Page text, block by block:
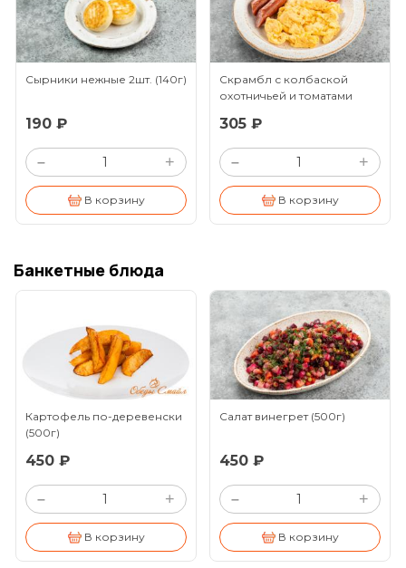
Сырники нежные 2шт. (140г)
190 ₽
– +
В корзину
Скрамбл с колбаской
охотничьей и томатами
305 ₽
– +
В корзину
Банкетные блюда
Картофель по-деревенски
(500г)
450 ₽
– +
В корзину
Салат винегрет (500г)
450 ₽
– +
В корзину